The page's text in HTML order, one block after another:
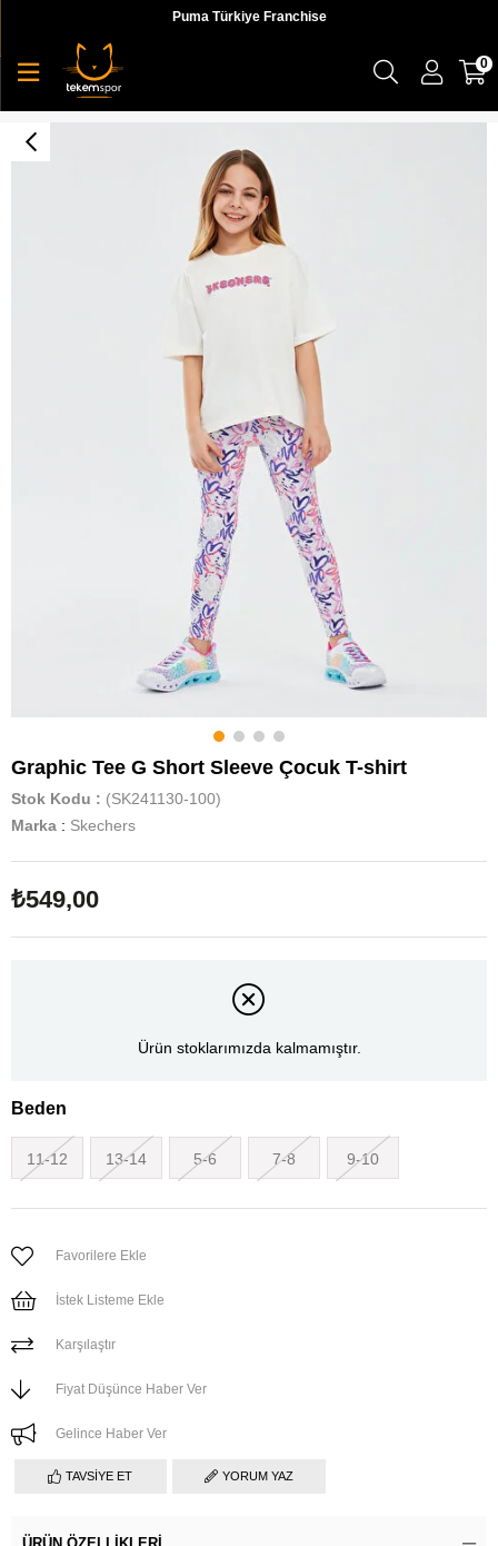
Puma Türkiye Franchise
0
Graphic Tee G Short Sleeve Çocuk T-shirt
Stok Kodu
(SK241130-100)
Marka : Skechers
₺549,00
Ürün stoklarımızda kalmamıştır.
Beden
11-12 13-14 5-6 7-8 9-10
Favorilere Ekle
İstek Listeme Ekle
Karşılaştır
Fiyat Düşünce Haber Ver
Gelince Haber Ver
TAVSIYE ET YORUM YAZ